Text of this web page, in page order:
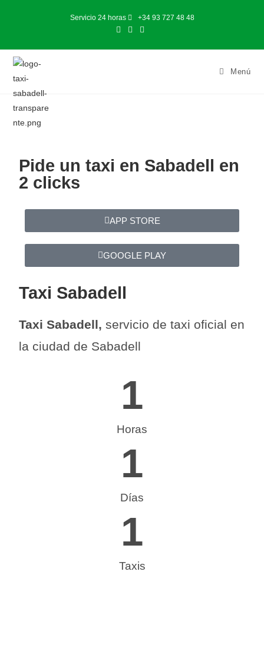
Servicio 24 horas +34 93 727 48 48
Menú
Pide un taxi en Sabadell en
2 clicks​​
APP STORE
GOOGLE PLAY
Taxi Sabadell
Taxi Sabadell, servicio de taxi oficial en
la ciudad de Sabadell
Horas
1
Días
1
Taxis
1